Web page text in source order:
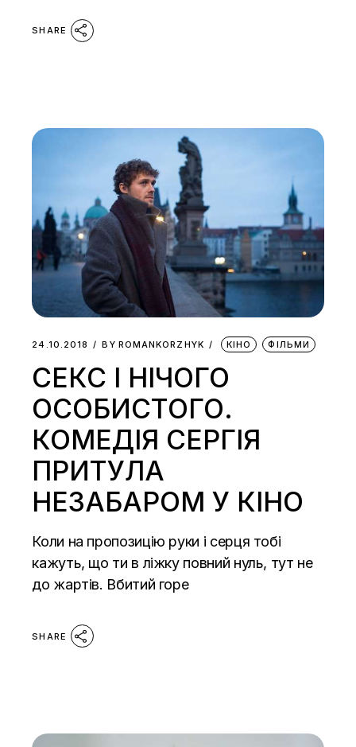
SHARE
24.10.2018 BY ROMANKORZHYK КІНО ФІЛЬМИ
СЕКС І НІЧОГО
ОСОБИСТОГО.
КОМЕДІЯ СЕРГІЯ
ПРИТУЛА
НЕЗАБАРОМ У КІНО
Коли на пропозицію руки і серця тобі
кажуть, що ти в ліжку повний нуль, тут не
до жартів. Вбитий горе
SHARE